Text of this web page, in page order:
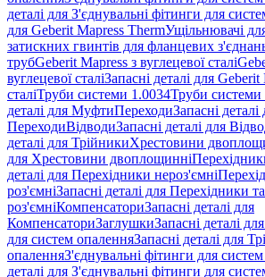
деталі для З'єднувальні фітинги для
для Geberit Mapress ThermУщільнювачі
затискних гвинтів для фланцевих
трубGeberit Mapress з вуглецевої сталі
вуглецевої сталіЗапасні деталі для Geberit
сталіТруби системи 1.0034Труби системи
деталі для МуфтиПереходиЗапасні деталі
ПереходиВідводиЗапасні деталі для
деталі для ТрійникиХрестовини
для Хрестовини двоплощинні
деталі для Перехідники нероз'ємні
роз'ємніЗапасні деталі для Перехідники
роз'ємніКомпенсаториЗапасні деталі для
КомпенсаториЗаглушкиЗапасні деталі
для систем опаленняЗапасні деталі для
опаленняЗ'єднувальні фітинги для
деталі для З'єднувальні фітинги для